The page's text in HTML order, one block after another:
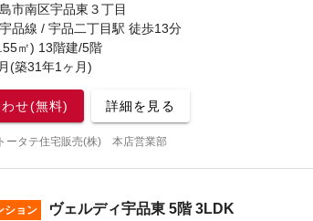
市南区宇品東３丁目
品線 / 宇品二丁目駅 徒歩13分
㎡) 13階建/5階
(築31年1ヶ月)
せ(無料) 詳細を見る
ータテ住宅販売(株) 本店営業部
ション ヴェルディ宇品東 5階 3LDK